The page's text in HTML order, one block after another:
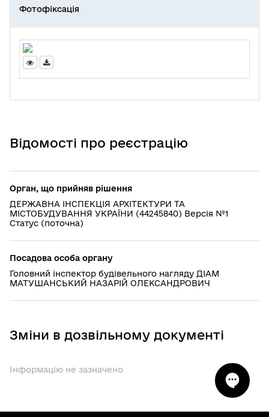
Фотофіксація
Відомості про реєстрацію
Орган, що прийняв рішення
ДЕРЖАВНА ІНСПЕКЦІЯ АРХІТЕКТУРИ ТА
МІСТОБУДУВАННЯ УКРАЇНИ (44245840) Версія №1
Статус (поточна)
Посадова особа органу
Головний інспектор будівельного нагляду ДІАМ
МАТУШАНСЬКИЙ НАЗАРІЙ ОЛЕКСАНДРОВИЧ
Зміни в дозвільному документі
Інформацію не зазначено